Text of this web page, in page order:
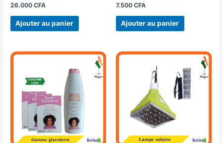
26.000CFA
Ajouter au panier
7.500 CFA
Ajouter au panier